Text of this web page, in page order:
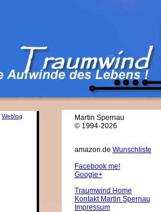
Weblog
Martin Spernau
© 1994-2026
amazon.de Wunschliste
Facebook me!
Google+
Traumwind Home
Kontakt Martin Spernau
Impressum